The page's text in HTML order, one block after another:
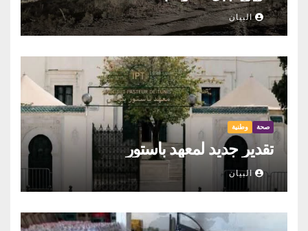
البيان
صحة وطنية
تقدير جديد لمعهد باستور
البيان